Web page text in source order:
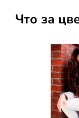
Что за